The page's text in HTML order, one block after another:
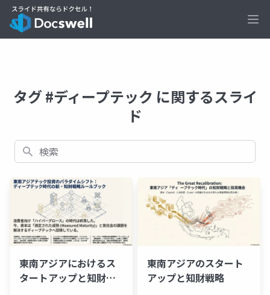
タグ #ディープテック に関するスライ
ド
検索
東南アジアにおけるス
タートアップと知財戦
東南アジアのスタート
アップと知財戦略